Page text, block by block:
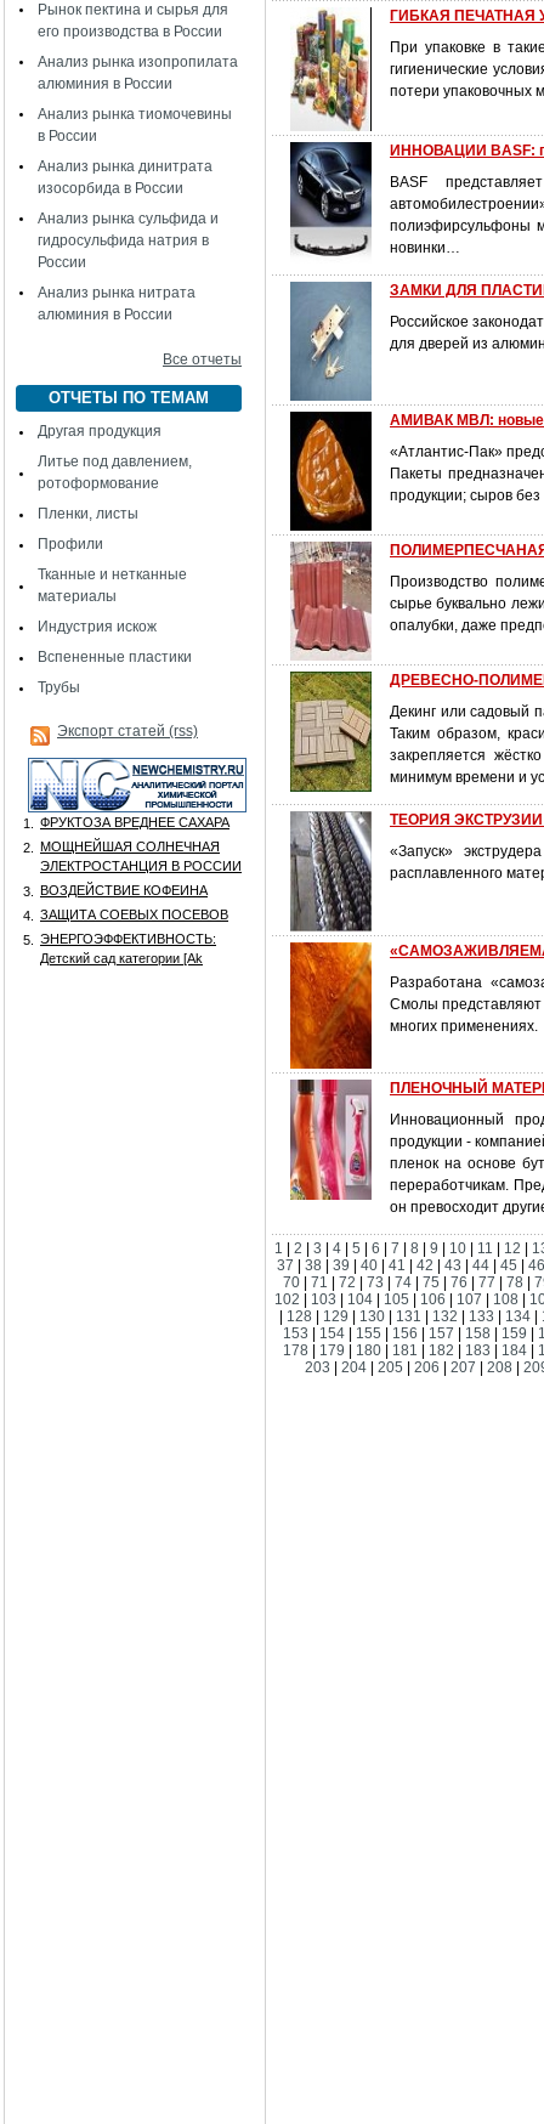
Рынок пектина и сырья для
его производства в России
Анализ рынка изопропилата
алюминия в России
Анализ рынка тиомочевины
в России
Анализ рынка динитрата
изосорбида в России
Анализ рынка сульфида и
гидросульфида натрия в
России
Анализ рынка нитрата
алюминия в России
Все отчеты
ОТЧЕТЫ ПО ТЕМАМ
Другая продукция
Литье под давлением,
ротоформование
Пленки, листы
Профили
Тканные и нетканные
материалы
Индустрия искож
Вспененные пластики
Трубы
Экспорт статей (rss)
1.
ФРУКТОЗА ВРЕДНЕЕ САХАРА
2.
МОЩНЕЙШАЯ СОЛНЕЧНАЯ
ЭЛЕКТРОСТАНЦИЯ В РОССИИ
3.
ВОЗДЕЙСТВИЕ КОФЕИНА
4.
ЗАЩИТА СОЕВЫХ ПОСЕВОВ
5.
ЭНЕРГОЭФФЕКТИВНОСТЬ:
Детский сад категории [Аk
ГИБКАЯ ПЕЧАТНАЯ
При упаковке в
гигиенические
потери упаковочных
ИННОВАЦИИ BASF:
BASF
полиэфирсульфоны
новинки…
ЗАМКИ ДЛЯ
Российское
для дверей из
АМИВАК МВЛ: новые
«Атлантис-Пак»
Пакеты
продукции; сыров
ПОЛИМЕРПЕСЧАНАЯ
Производство
сырье буквально
опалубки, даже
ДРЕВЕСНО-
Декинг или садовый
Таким образом,
закрепляется
минимум времени и
ТЕОРИЯ ЭКСТРУЗИИ:
«Запуск»
расплавленного
Разработана
Смолы представляют
многих применениях.
ПЛЕНОЧНЫЙ
Инновационный
продукции -
пленок на основе
переработчикам.
он превосходит
1 2 3 4 5 6 7 8 9 10 11 12
37
|38 |39 |40 |41 |42 |43 |44 |45 |
70
71 72 73 74 75 76 77 78
102
103 104 105 106 107 108
128 129 130 131 132 133 134
153
154 155 156 157 158 159
178
179 180 181 182 183 184
203
|204 |205 |206 |207 |208 |